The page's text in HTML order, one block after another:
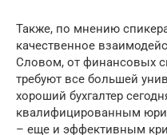
Также, по мнению
качественное
Словом, от финансовых
требуют все большей
хороший бухгалтер
квалифицированным
– еще и эффективным